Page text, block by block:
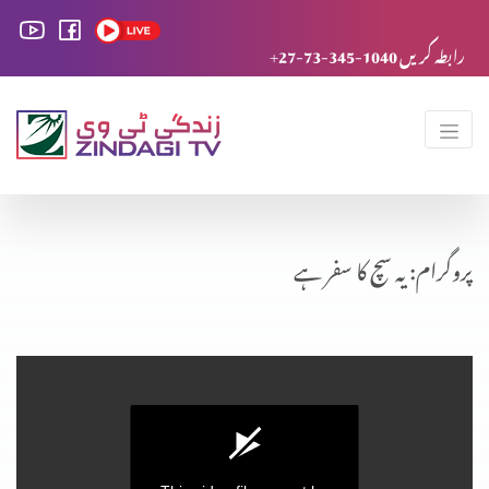
+27-73-345-1040 رابطہ کریں
پروگرام: یہ سچ کا سفر ہے